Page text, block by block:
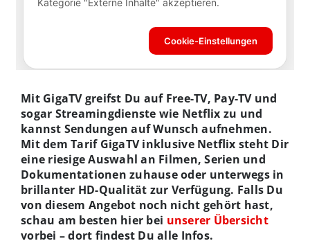
Mit GigaTV greifst Du auf Free-TV, Pay-TV und
sogar Streamingdienste wie Netflix zu und
kannst Sendungen auf Wunsch aufnehmen.
Mit dem Tarif GigaTV inklusive Netflix steht Dir
eine riesige Auswahl an Filmen, Serien und
Dokumentationen zuhause oder unterwegs in
brillanter HD-Qualität zur Verfügung. Falls Du
von diesem Angebot noch nicht gehört hast,
schau am besten hier bei unserer Übersicht
vorbei – dort findest Du alle Infos.